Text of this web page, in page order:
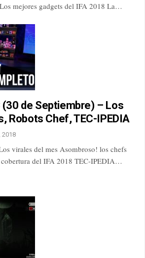
mejores gadgets del IFA 2018 La…
(30 de Septiembre) – Los
Robots Chef, TEC-IPEDIA
2018
virales del mes Asombroso! los chefs
cobertura del IFA 2018 TEC-IPEDIA…